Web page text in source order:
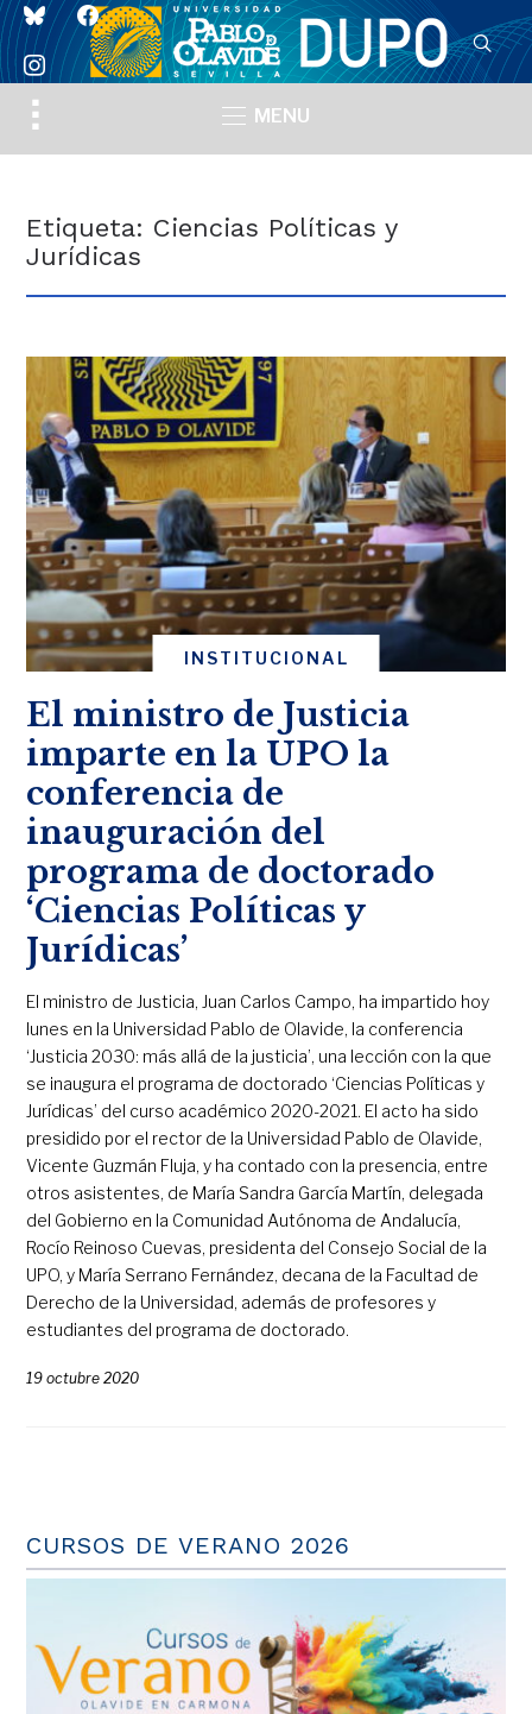
blueskyfacebook
instagram
Toggle
sidebar
MENU
Etiqueta: Ciencias Políticas y
Jurídicas
INSTITUCIONAL
El ministro de Justicia
imparte en la UPO la
conferencia de
inauguración del
programa de doctorado
‘Ciencias Políticas y
Jurídicas’
El ministro de Justicia, Juan Carlos Campo, ha impartido hoy
lunes en la Universidad Pablo de Olavide, la conferencia
‘Justicia 2030: más allá de la justicia’, una lección con la que
se inaugura el programa de doctorado ‘Ciencias Políticas y
Jurídicas’ del curso académico 2020-2021. El acto ha sido
presidido por el rector de la Universidad Pablo de Olavide,
Vicente Guzmán Fluja, y ha contado con la presencia, entre
otros asistentes, de María Sandra García Martín, delegada
del Gobierno en la Comunidad Autónoma de Andalucía,
Rocío Reinoso Cuevas, presidenta del Consejo Social de la
UPO, y María Serrano Fernández, decana de la Facultad de
Derecho de la Universidad, además de profesores y
estudiantes del programa de doctorado.
19 octubre 2020
CURSOS DE VERANO 2026